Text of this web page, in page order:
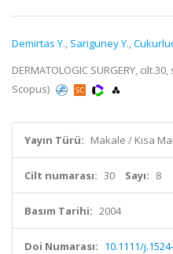
Demirtas Y., Sariguney Y.,
DERMATOLOGIC SURGERY,
Scopus)
Yayın Türü: Makale / Kısa
Cilt numarası: 30 Sayı: 8
Basım Tarihi: 2004
Doi Numarası: 10.1111/